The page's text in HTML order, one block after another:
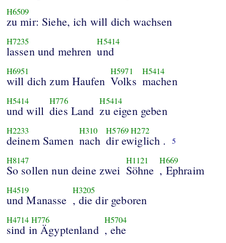
H6509
zu mir: Siehe, ich will dich wachsen
H7235
lassen und mehren
H5414
und
H6951
will dich zum Haufen
H5971
Volks
H5414
machen
H5414
und will
H776
dies Land
H5414
zu eigen geben
H2233
deinem Samen
H310
nach
H5769H272
dir ewiglich . 5
H8147
So sollen nun deine zwei
H1121
Söhne
H669
, Ephraim
H4519
und Manasse
H3205
, die dir geboren
H4714 H776
sind in Ägyptenland
H5704
, ehe